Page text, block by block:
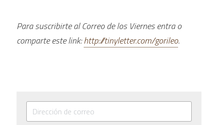
Para suscribirte al Correo de los Viernes entra o
comparte este link: http://tinyletter.com/gorileo.